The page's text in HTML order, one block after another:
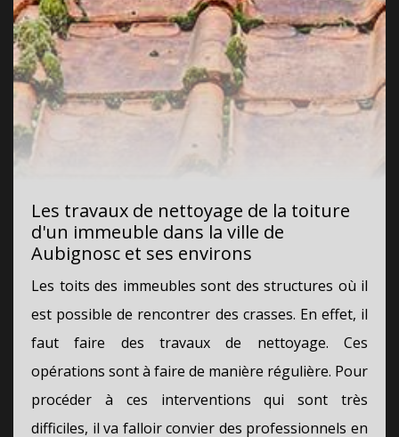
Les travaux de nettoyage de la toiture
d'un immeuble dans la ville de
Aubignosc et ses environs
Les toits des immeubles sont des structures où il
est possible de rencontrer des crasses. En effet, il
faut faire des travaux de nettoyage. Ces
opérations sont à faire de manière régulière. Pour
procéder à ces interventions qui sont très
difficiles, il va falloir convier des professionnels en